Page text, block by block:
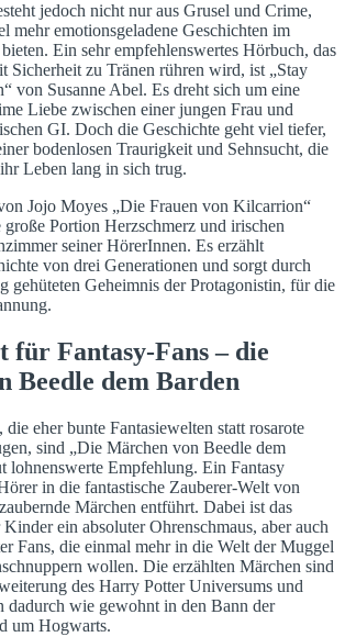
jedoch nicht nur aus Grusel und Crime,
mehr emotionsgeladene Geschichten im
Ein sehr empfehlenswertes Hörbuch, das
Sicherheit zu Tränen rühren wird, ist „Stay
von Susanne Abel. Es dreht sich um eine
Liebe zwischen einer jungen Frau und
GI. Doch die Geschichte geht viel tiefer,
bodenlosen Traurigkeit und Sehnsucht, die
Leben lang in sich trug.
Jojo Moyes „Die Frauen von Kilcarrion“
Portion Herzschmerz und irischen
seiner HörerInnen. Es erzählt
von drei Generationen und sorgt durch
gehüteten Geheimnis der Protagonistin, für die
für Fantasy-Fans – die
Beedle dem Barden
eher bunte Fantasiewelten statt rosarote
sind „Die Märchen von Beedle dem
lohnenswerte Empfehlung. Ein Fantasy
in die fantastische Zauberer-Welt von
Märchen entführt. Dabei ist das
ein absoluter Ohrenschmaus, aber auch
Fans, die einmal mehr in die Welt der Muggel
wollen. Die erzählten Märchen sind
des Harry Potter Universums und
dadurch wie gewohnt in den Bann der
um Hogwarts.